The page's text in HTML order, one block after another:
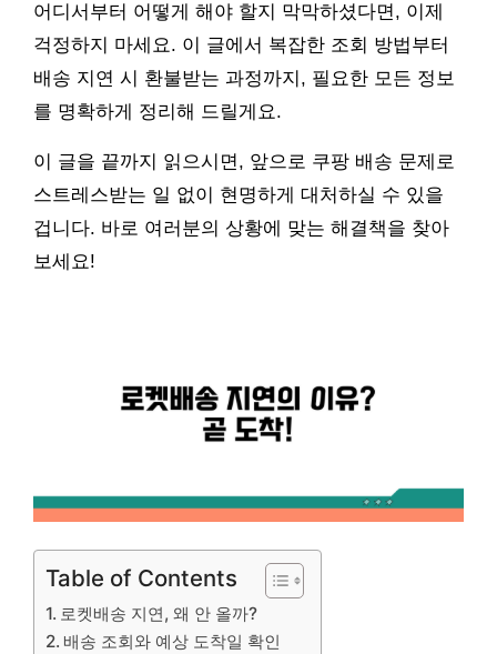
어디서부터 어떻게 해야 할지 막막하셨다면, 이제
걱정하지 마세요. 이 글에서 복잡한 조회 방법부터
배송 지연 시 환불받는 과정까지, 필요한 모든 정보
를 명확하게 정리해 드릴게요.
이 글을 끝까지 읽으시면, 앞으로 쿠팡 배송 문제로
스트레스받는 일 없이 현명하게 대처하실 수 있을
겁니다. 바로 여러분의 상황에 맞는 해결책을 찾아
보세요!
Table of Contents
로켓배송 지연, 왜 안 올까?
배송 조회와 예상 도착일 확인